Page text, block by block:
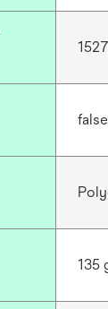
false
135